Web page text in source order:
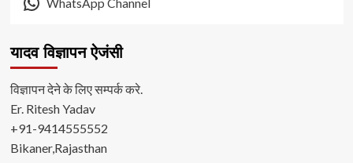
WhatsApp Channel
यादव विज्ञापन ऐजंसी
विज्ञापन देने के लिए सम्पर्क करे.
Er. Ritesh Yadav
+91-9414555552
Bikaner,Rajasthan